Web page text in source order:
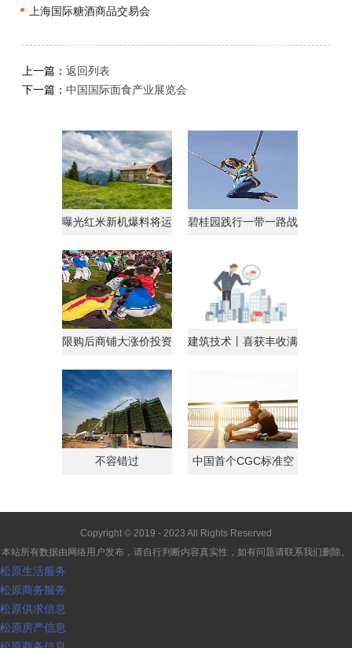
• 上海国际糖酒商品交易会
上一篇：返回列表
下一篇：中国国际面食产业展览会
曝光红米新机爆料将运
碧桂园践行一带一路战
限购后商铺大涨价投资
建筑技术丨喜获丰收满
不容错过
中国首个CGC标准空
Copyright © 2019 - 2023 All Rights Reserved
本站所有数据由网络用户发布，请自行判断内容真实性，如有问题请联系我们删除。
松原生活服务
松原商务服务
松原供求信息
松原房产信息